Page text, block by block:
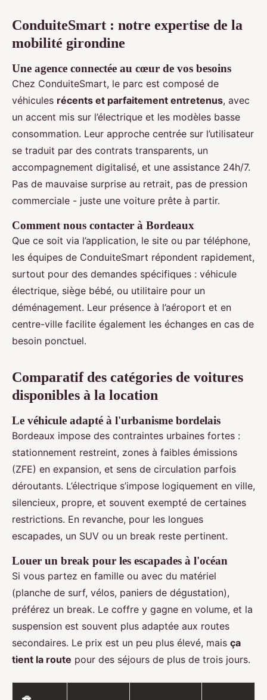
ConduiteSmart : notre expertise de la
mobilité girondine
Une agence connectée au cœur de vos besoins
Chez ConduiteSmart, le parc est composé de
véhicules récents et parfaitement entretenus, avec
un accent mis sur l’électrique et les modèles basse
consommation. Leur approche centrée sur l’utilisateur
se traduit par des contrats transparents, un
accompagnement digitalisé, et une assistance 24h/7.
Pas de mauvaise surprise au retrait, pas de pression
commerciale - juste une voiture prête à partir.
Comment nous contacter à Bordeaux
Que ce soit via l’application, le site ou par téléphone,
les équipes de ConduiteSmart répondent rapidement,
surtout pour des demandes spécifiques : véhicule
électrique, siège bébé, ou utilitaire pour un
déménagement. Leur présence à l’aéroport et en
centre-ville facilite également les échanges en cas de
besoin ponctuel.
Comparatif des catégories de voitures
disponibles à la location
Le véhicule adapté à l'urbanisme bordelais
Bordeaux impose des contraintes urbaines fortes :
stationnement restreint, zones à faibles émissions
(ZFE) en expansion, et sens de circulation parfois
déroutants. L’électrique s’impose logiquement en ville,
silencieux, propre, et souvent exempté de certaines
restrictions. En revanche, pour les longues
escapades, un SUV ou un break reste pertinent.
Louer un break pour les escapades à l'océan
Si vous partez en famille ou avec du matériel
(planche de surf, vélos, paniers de dégustation),
préférez un break. Le coffre y gagne en volume, et la
suspension est souvent plus adaptée aux routes
secondaires. Le prix est un peu plus élevé, mais ça
tient la route pour des séjours de plus de trois jours.
🚗